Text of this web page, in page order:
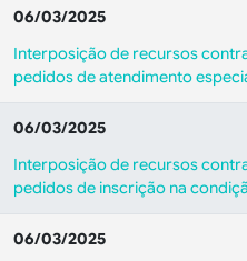
06/03/2025
Interposição de recursos
pedidos de atendimento
06/03/2025
Interposição de recursos
pedidos de inscrição na
06/03/2025